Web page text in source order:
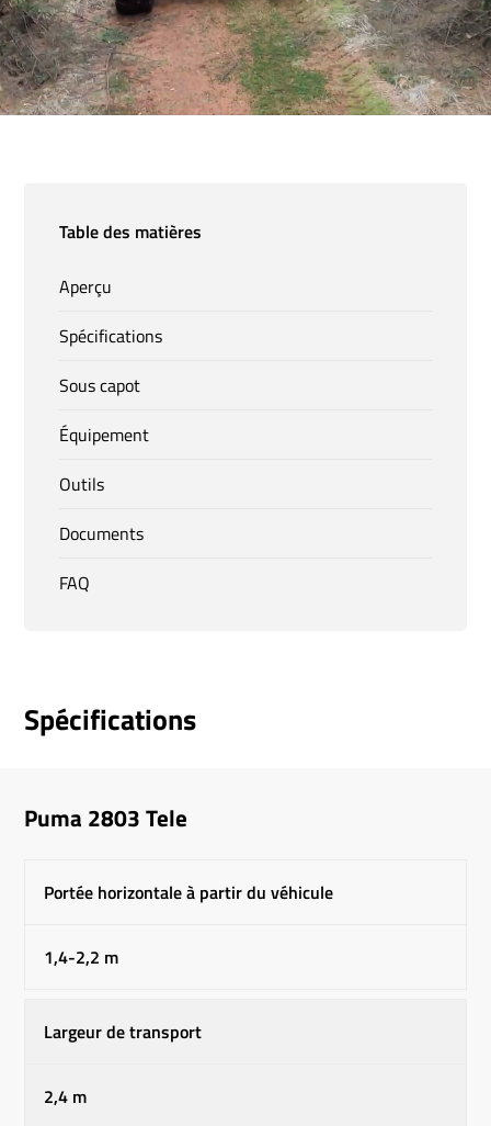
Table des matières
Aperçu
Spécifications
Sous capot
Équipement
Outils
Documents
FAQ
Spécifications
Puma 2803 Tele
Portée horizontale à partir du véhicule
1,4-2,2 m
Largeur de transport
2,4 m